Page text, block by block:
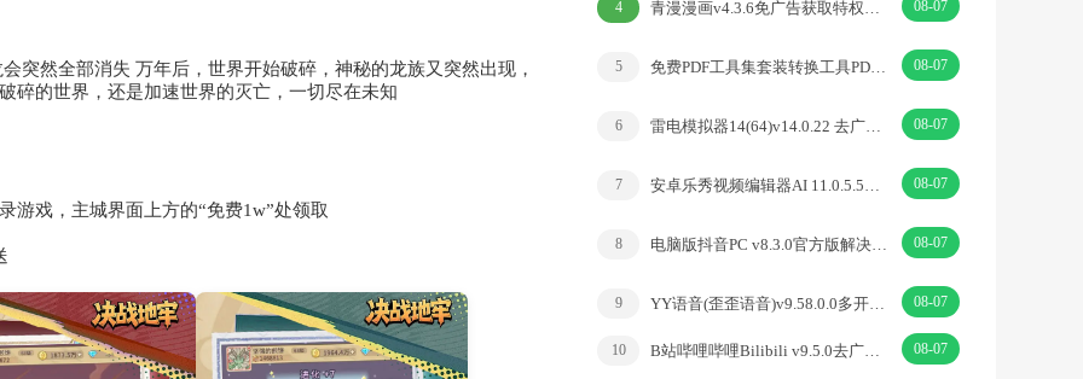
突然全部消失 万年后，世界开始破碎，神秘的龙族又突然出现，
碎的世界，还是加速世界的灭亡，一切尽在未知
游戏，主城界面上方的“免费1w”处领取
4 青漫漫画v4.3.6免广告获取特权重制修复版 08-07
5 免费PDF工具集套装转换工具PDFgear v2.1.18 08-07
6 雷电模拟器14(64)v14.0.22 去广告绿色纯净版 08-07
7 安卓乐秀视频编辑器AI 11.0.5.5去广告解锁VIP版 08-07
8 电脑版抖音PC v8.3.0官方版解决网页切换烦恼 08-07
9 YY语音(歪歪语音)v9.58.0.0多开去广告绿色版 08-07
10 B站哔哩哔哩Bilibili v9.5.0去广告内置漫游模块版 08-07